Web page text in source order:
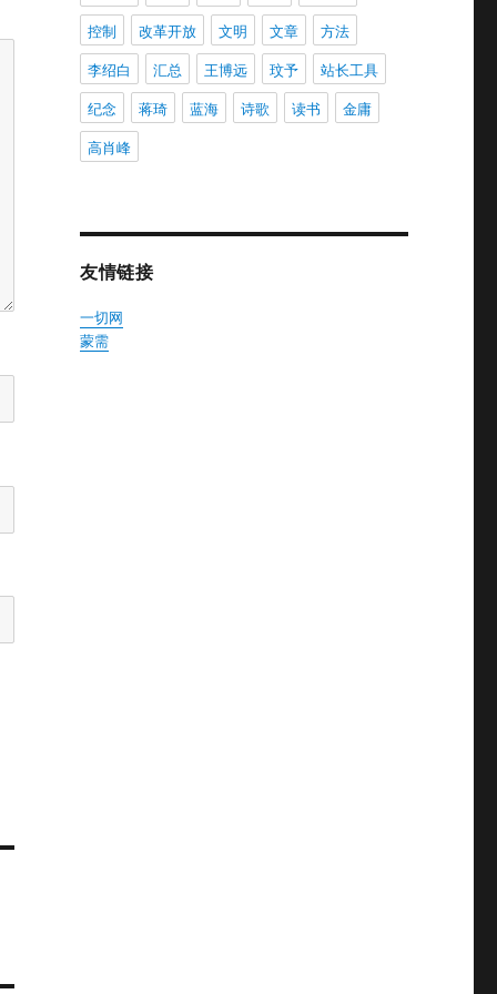
控制
改革开放 文明 文章
方法
李绍白
汇总 王博远 玟予
站长工具
纪念
蒋琦 蓝海 诗歌 读书
金庸
高肖峰
友情链接
一切网
蒙需